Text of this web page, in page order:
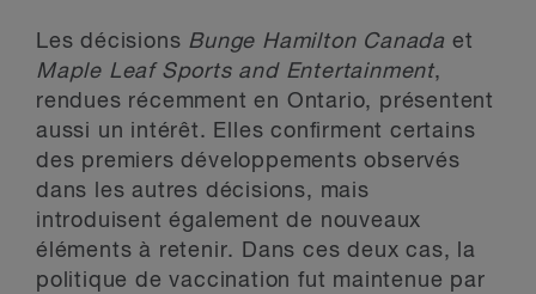
Les décisions Bunge Hamilton Canada et
Maple Leaf Sports and Entertainment,
rendues récemment en Ontario, présentent
aussi un intérêt. Elles confirment certains
des premiers développements observés
dans les autres décisions, mais
introduisent également de nouveaux
éléments à retenir. Dans ces deux cas, la
politique de vaccination fut maintenue par